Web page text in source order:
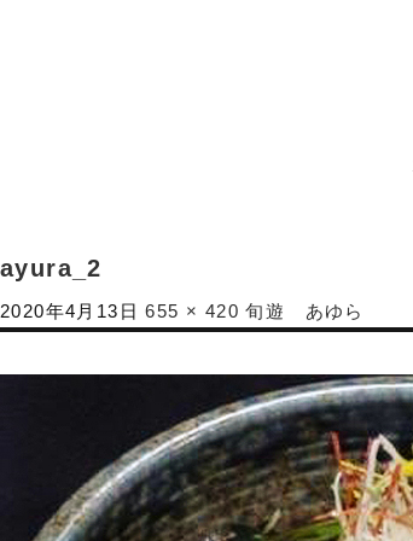
ayura_2
2020年4月13日 655 × 420 旬遊 あゆら